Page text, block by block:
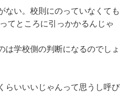
ない。校則にのっていなくても
てところに引っかかるんじゃ
は学校側の判断になるのでしょ
らいいいじゃんって思うし呼び